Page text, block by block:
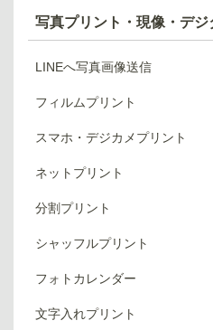
写真プリント・現像・デ
LINEへ写真画像送信
フィルムプリント
スマホ・デジカメプリント
ネットプリント
分割プリント
シャッフルプリント
フォトカレンダー
文字入れプリント